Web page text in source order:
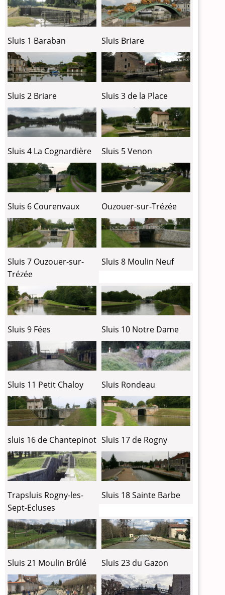
Sluis 1 Baraban Sluis Briare
Sluis 2 Briare Sluis 3 de la Place
Sluis 4 La Cognardière Sluis 5 Venon
Sluis 6 Courenvaux Ouzouer-sur-Trézée
Sluis 7 Ouzouer-sur-
Trézée
Sluis 8 Moulin Neuf
Sluis 9 Fées Sluis 10 Notre Dame
Sluis 11 Petit Chaloy Sluis Rondeau
sluis 16 de Chantepinot Sluis 17 de Rogny
Trapsluis Rogny-les-
Sept-Ecluses
Sluis 18 Sainte Barbe
Sluis 21 Moulin Brûlé Sluis 23 du Gazon